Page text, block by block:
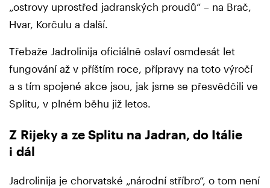
„ostrovy uprostřed jadranských proudů“ – na Brač,
Hvar, Korčulu a další.
Třebaže Jadrolinija oficiálně oslaví osmdesát let
fungování až v příštím roce, přípravy na toto výročí
a s tím spojené akce jsou, jak jsme se přesvědčili ve
Splitu, v plném běhu již letos.
Z Rijeky a ze Splitu na Jadran, do Itálie
i dál
Jadrolinija je chorvatské „národní stříbro“, o tom není